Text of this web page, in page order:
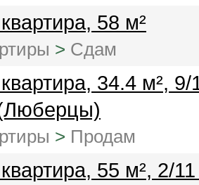
58 м²
> Сдам
34.4 м², 9/
> Продам
55 м², 2/11